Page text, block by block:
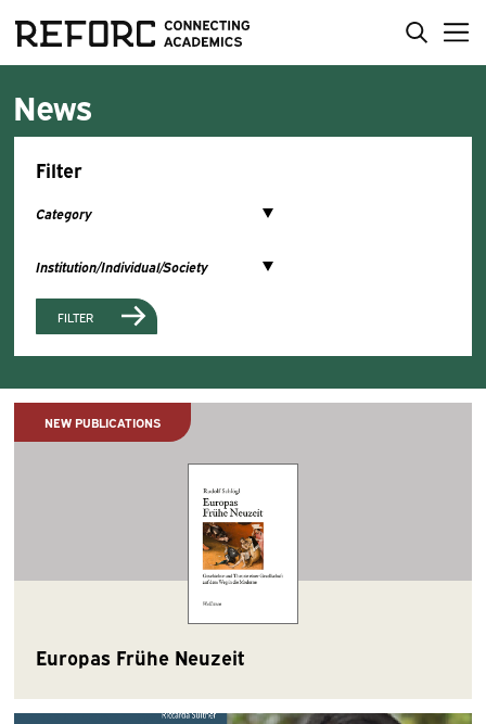
News
Filter
FILTER
NEW PUBLICATIONS
Europas Frühe Neuzeit